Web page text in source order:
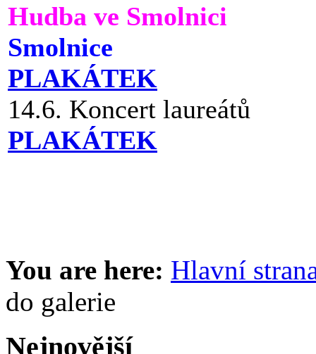
Hudba ve Smolnici
Smolnice
PLAKÁTEK
14.6. Koncert laureátů
PLAKÁTEK
You are here: Hlavní
do galerie
Nejnovější